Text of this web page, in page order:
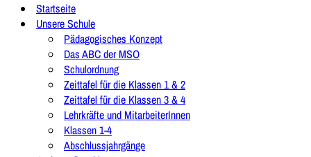
Startseite
Unsere Schule
Pädagogisches Konzept
Das ABC der MSO
Schulordnung
Zeittafel für die Klassen 1 & 2
Zeittafel für die Klassen 3 & 4
Lehrkräfte und MitarbeiterInnen
Klassen 1-4
Abschlussjahrgänge